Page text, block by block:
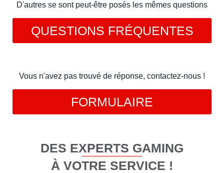
D'autres se sont peut-être posés les mêmes questions
QUESTIONS FRÉQUENTES
Vous n'avez pas trouvé de réponse, contactez-nous !
FORMULAIRE
DES EXPERTS GAMING
À VOTRE SERVICE !